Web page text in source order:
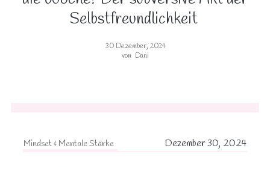
Selbstfreundlichkeit
30 Dezember, 2024
von Dani
Mindset & Mentale Stärke Dezember 30, 2024